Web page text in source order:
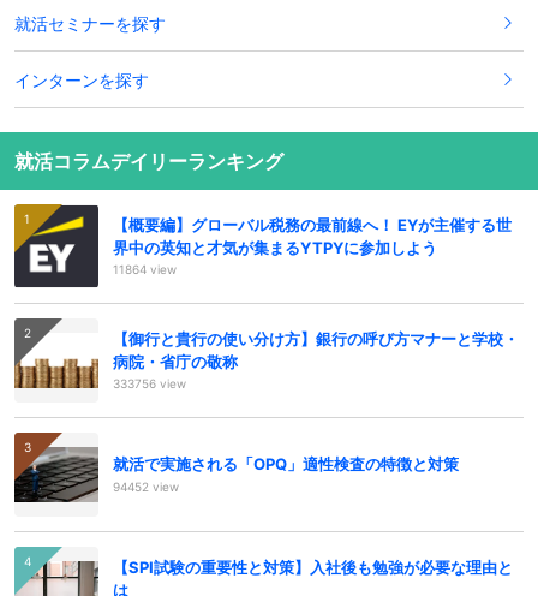
就活セミナーを探す
インターンを探す
就活コラムデイリーランキング
【概要編】グローバル税務の最前線へ！ EYが主催する世
界中の英知と才気が集まるYTPYに参加しよう
11864 view
【御行と貴行の使い分け方】銀行の呼び方マナーと学校・
病院・省庁の敬称
333756 view
就活で実施される「OPQ」適性検査の特徴と対策
94452 view
【SPI試験の重要性と対策】入社後も勉強が必要な理由と
は